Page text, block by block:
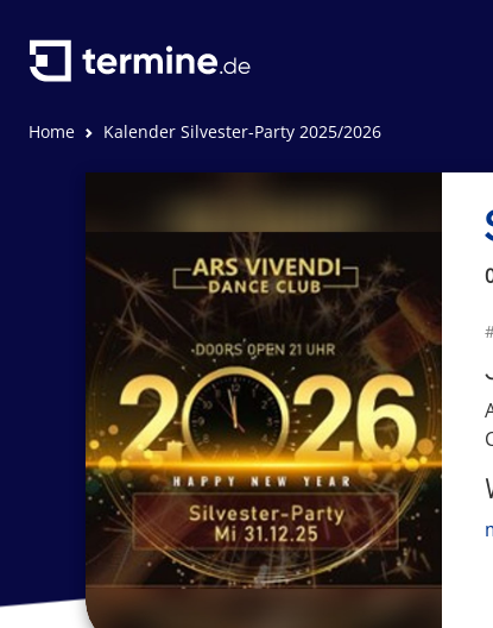
Home Kalender Silvester-Party 2025/2026